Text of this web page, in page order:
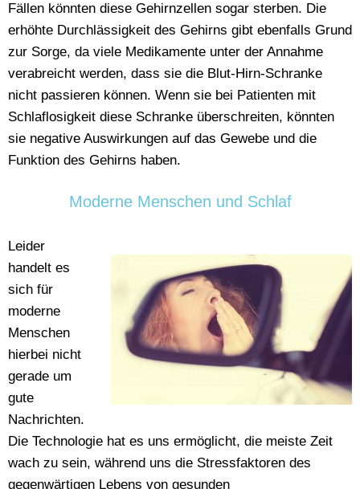
Fällen könnten diese Gehirnzellen sogar sterben. Die
erhöhte Durchlässigkeit des Gehirns gibt ebenfalls Grund
zur Sorge, da viele Medikamente unter der Annahme
verabreicht werden, dass sie die Blut-Hirn-Schranke
nicht passieren können. Wenn sie bei Patienten mit
Schlaflosigkeit diese Schranke überschreiten, könnten
sie negative Auswirkungen auf das Gewebe und die
Funktion des Gehirns haben.
Moderne Menschen und Schlaf
Leider
handelt es
sich für
moderne
Menschen
hierbei nicht
gerade um
gute
Nachrichten.
Die Technologie hat es uns ermöglicht, die meiste Zeit
wach zu sein, während uns die Stressfaktoren des
gegenwärtigen Lebens von gesunden